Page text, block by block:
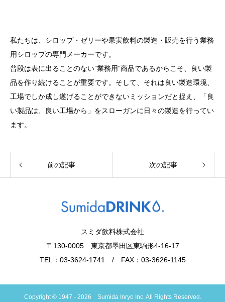
私たちは、シロップ・ゼリーや果実飲料の製造・販売を行う業務
用シロップの専門メーカーです。
普段は表に出ることのない”業務用”商品であるからこそ、良い製
品を作り続けることが重要です。そして、それは良い製造環境、
工場でしか成し遂げることができないミッションだと捉え、「良
い製品は、良い工場から」をスローガンに日々の製造を行ってい
ます。
前の記事 次の記事
スミダ飲料株式会社
〒130-0005 東京都墨田区東駒形4-16-17
TEL：03-3624-1741 / FAX：03-3626-1145
Copyright © 1947 - 2026 Sumida Inryo Inc. All Rights Reserved.